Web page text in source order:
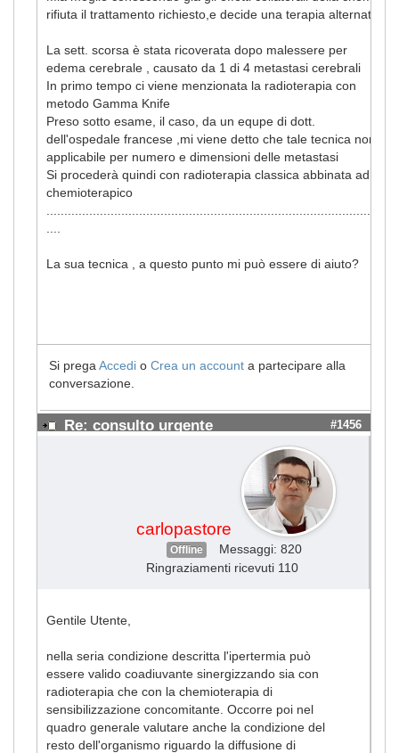
rifiuta il trattamento richiesto,e decide una terapia alternativa
La sett. scorsa è stata ricoverata dopo malessere per
edema cerebrale , causato da 1 di 4 metastasi cerebrali
In primo tempo ci viene menzionata la radioterapia con
metodo Gamma Knife
Preso sotto esame, il caso, da un equpe di dott.
dell'ospedale francese ,mi viene detto che tale tecnica non è
applicabile per numero e dimensioni delle metastasi
Si procederà quindi con radioterapia classica abbinata ad un
chemioterapico
La sua tecnica , a questo punto mi può essere di aiuto?
Si prega Accedi o Crea un account a partecipare alla
conversazione.
Re: consulto urgente #1456
carlopastore
Offline
Messaggi: 820
Ringraziamenti ricevuti 110
Gentile Utente,
nella seria condizione descritta l'ipertermia può
essere valido coadiuvante sinergizzando sia con
radioterapia che con la chemioterapia di
sensibilizzazione concomitante. Occorre poi nel
quadro generale valutare anche la condizione del
resto dell'organismo riguardo la diffusione di